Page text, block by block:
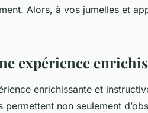
Alors, à vos jumelles et
expérience
enrichissante et
non seulement